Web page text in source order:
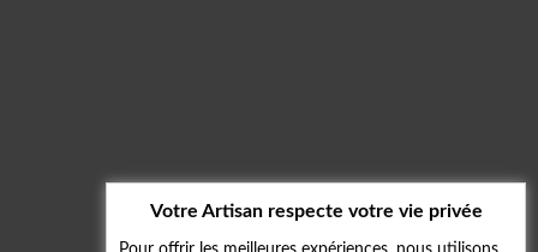
Votre Artisan respecte votre vie privée